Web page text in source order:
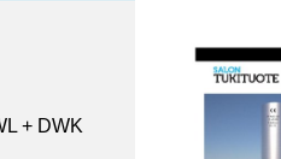
+ DWK